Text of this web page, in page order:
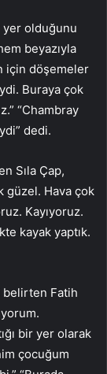
yer olduğunu
beyazıyla
için döşemeler
Buraya çok
“Chambray
dedi.
Sıla Çap,
güzel. Hava çok
Kayıyoruz.
kayak yaptık.
belirten Fatih
bir yer olarak
çocuğum